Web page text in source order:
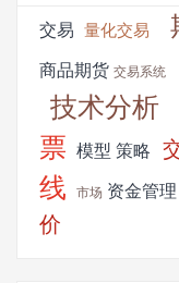
交易 量化交易
商品期货 交易系统
技术分析
票 模型 策略
线
市场 资金管理
价